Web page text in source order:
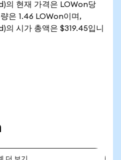
의 현재 가격은 LOWon당
은 1.46 LOWon이며,
의 시가 총액은 $319.45입니